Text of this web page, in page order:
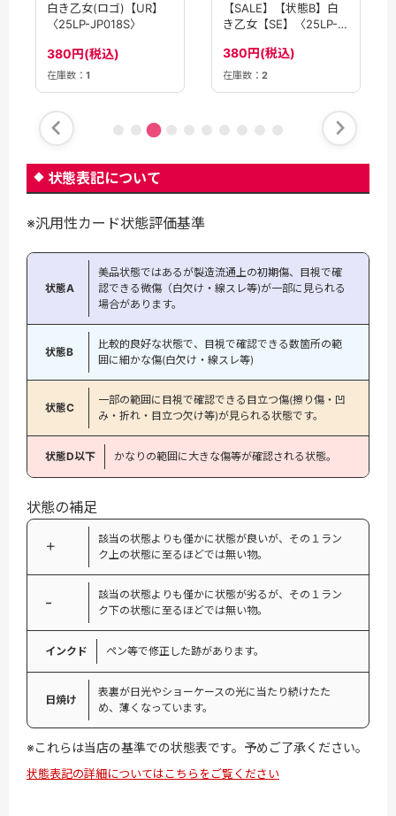
白き乙女(ロゴ)【UR】
〈25LP-JP018S〉
380円(税込)
在庫数： 1
【SALE】【状態B】白
き乙女【SE】〈25LP-
380円(税込)
在庫数： 2
状態表記について
※汎用性カード状態評価基準
状態A
美品状態ではあるが製造流通上の初期傷、目視で確
認できる微傷（白欠け・線スレ等)が一部に見られる
場合があります。
状態B
比較的良好な状態で、目視で確認できる数箇所の範
囲に細かな傷(白欠け・線スレ等)
状態C
一部の範囲に目視で確認できる目立つ傷(擦り傷・凹
み・折れ・目立つ欠け等)が見られる状態です。
状態D以下 かなりの範囲に大きな傷等が確認される状態。
状態の補足
＋
該当の状態よりも僅かに状態が良いが、その１ラン
ク上の状態に至るほどでは無い物。
−
該当の状態よりも僅かに状態が劣るが、その１ラン
ク下の状態に至るほどでは無い物。
インクド ペン等で修正した跡があります。
日焼け
表裏が日光やショーケースの光に当たり続けたた
め、薄くなっています。
※これらは当店の基準での状態表です。予めご了承ください。
状態表記の詳細についてはこちらをご覧ください